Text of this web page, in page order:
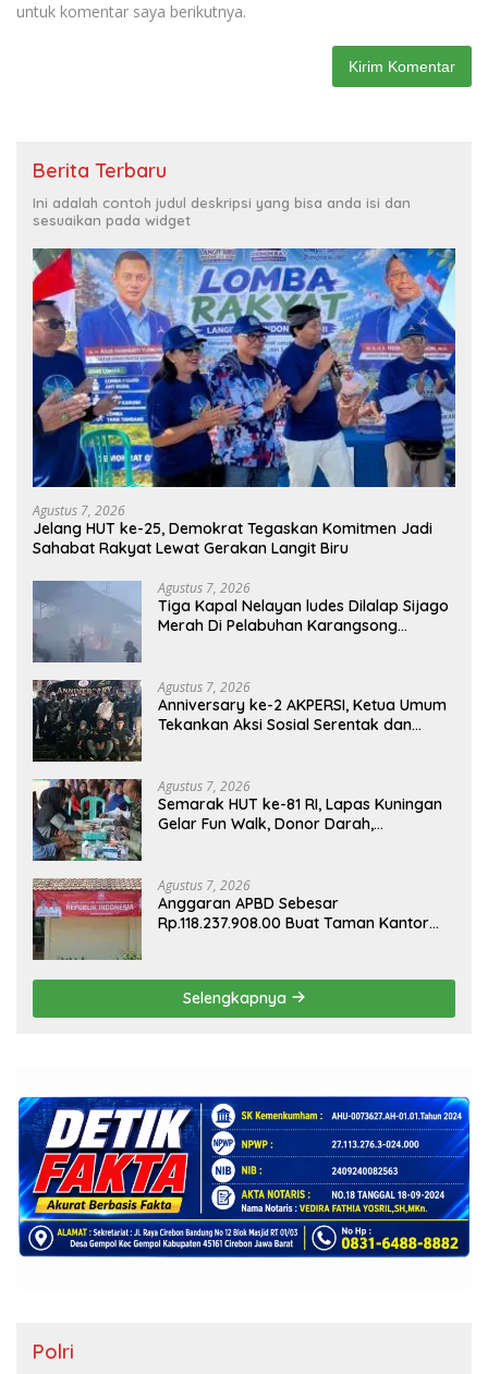
untuk komentar saya berikutnya.
Berita Terbaru
Ini adalah contoh judul deskripsi yang bisa anda isi dan
sesuaikan pada widget
Agustus 7, 2026
Jelang HUT ke-25, Demokrat Tegaskan Komitmen Jadi
Sahabat Rakyat Lewat Gerakan Langit Biru
Agustus 7, 2026
Tiga Kapal Nelayan ludes Dilalap Sijago
Merah Di Pelabuhan Karangsong
Agustus 7, 2026
Anniversary ke-2 AKPERSI, Ketua Umum
Tekankan Aksi Sosial Serentak dan
Agustus 7, 2026
Semarak HUT ke-81 RI, Lapas Kuningan
Gelar Fun Walk, Donor Darah,
Agustus 7, 2026
Anggaran APBD Sebesar
Rp.118.237.908.00 Buat Taman Kantor
Terbuka!
Selengkapnya
Polri